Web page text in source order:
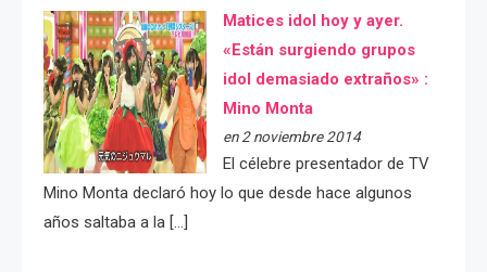
Matices idol hoy y ayer.
«Están surgiendo grupos
idol demasiado extraños» :
Mino Monta
en 2 noviembre 2014
El célebre presentador de TV
Mino Monta declaró hoy lo que desde hace algunos
años saltaba a la […]